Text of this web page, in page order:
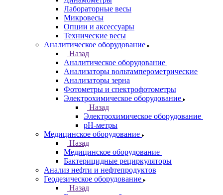
Лабораторные весы
Микровесы
Опции и аксессуары
Технические весы
Аналитическое оборудование
Назад
Аналитическое оборудование
Анализаторы вольтамперометрические
Анализаторы зерна
Фотометры и спектрофотометры
Электрохимическое оборудование
Назад
Электрохимическое оборудование
pH-метры
Медицинское оборудование
Назад
Медицинское оборудование
Бактерицидные рециркуляторы
Анализ нефти и нефтепродуктов
Геодезическое оборудование
Назад